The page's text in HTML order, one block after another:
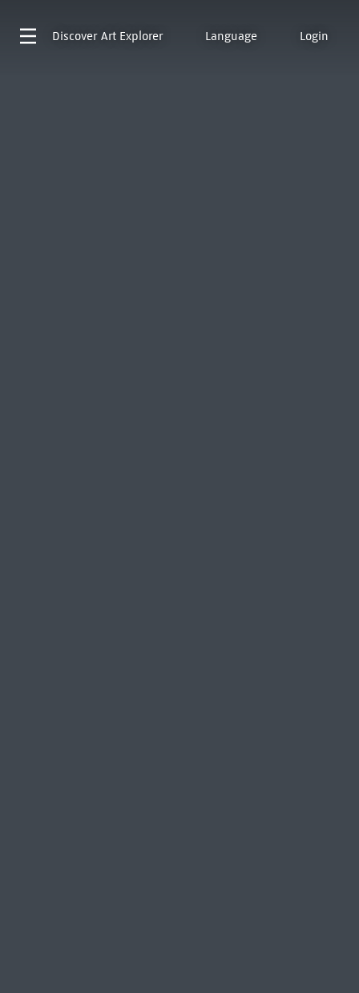
Discover Art Explorer Language Login